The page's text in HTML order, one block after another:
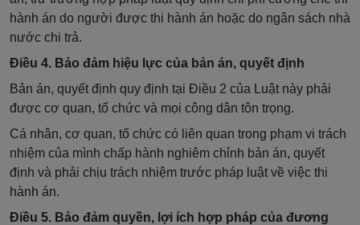
hành án do người được thi hành án hoặc do ngân sách nhà
nước chi trả.
Điều 4. Bảo đảm hiệu lực của bản án, quyết định
Bản án, quyết định quy định tại Điều 2 của Luật này phải
được cơ quan, tổ chức và mọi công dân tôn trọng.
Cá nhân, cơ quan, tổ chức có liên quan trong phạm vi trách
nhiệm của mình chấp hành nghiêm chỉnh bản án, quyết
định và phải chịu trách nhiệm trước pháp luật về việc thi
hành án.
Điều 5. Bảo đảm quyền, lợi ích hợp pháp của đương